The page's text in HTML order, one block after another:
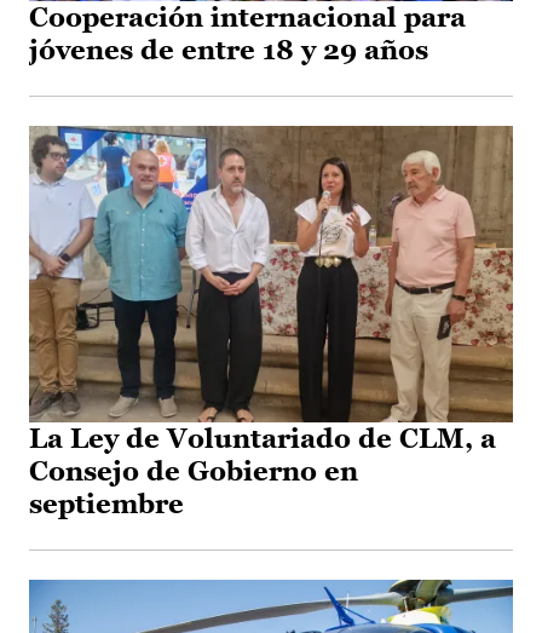
Cooperación internacional para
jóvenes de entre 18 y 29 años
La Ley de Voluntariado de CLM, a
Consejo de Gobierno en
septiembre